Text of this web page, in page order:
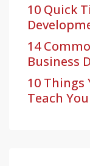
10 Quick
14
Business
10 Things
Teach